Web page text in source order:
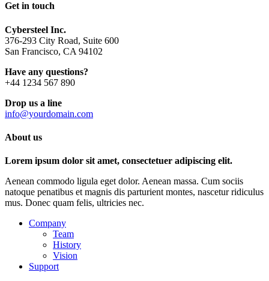
Get in touch
Cybersteel Inc.
376-293 City Road, Suite 600
San Francisco, CA 94102
Have any questions?
+44 1234 567 890
Drop us a line
info@yourdomain.com
About us
Lorem ipsum dolor sit amet, consectetuer adipiscing elit.
Aenean commodo ligula eget dolor. Aenean massa. Cum sociis
natoque penatibus et magnis dis parturient montes, nascetur ridiculus
mus. Donec quam felis, ultricies nec.
Company
Team
History
Vision
Support